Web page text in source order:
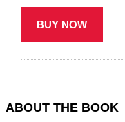
BUY NOW
ABOUT THE BOOK